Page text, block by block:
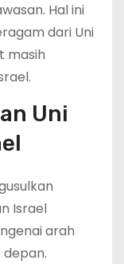
Hal ini
dari Uni
masih
Uni
Israel
arah
depan.